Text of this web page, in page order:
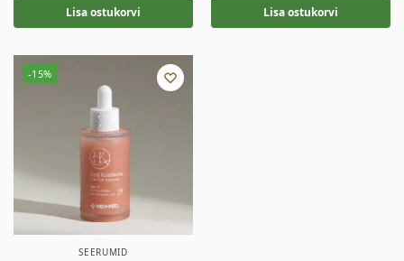
Lisa ostukorvi Lisa ostukorvi
-15%
SEERUMID